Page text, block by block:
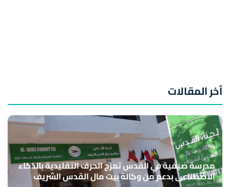
آخر المقالات
مدرسة صيفية في القدس تمزج الحرف التقليدية بالذكاء
الاصطناعي بدعم من وكالة بيت مال القدس الشريف